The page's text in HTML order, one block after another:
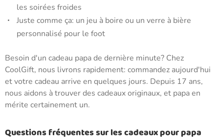
les soirées froides
Juste comme ça: un jeu à boire ou un verre à bière
personnalisé pour le foot
Besoin d'un cadeau papa de dernière minute? Chez
CoolGift, nous livrons rapidement: commandez aujourd'hui
et votre cadeau arrive en quelques jours. Depuis 17 ans,
nous aidons à trouver des cadeaux originaux, et papa en
mérite certainement un.
Questions fréquentes sur les cadeaux pour papa